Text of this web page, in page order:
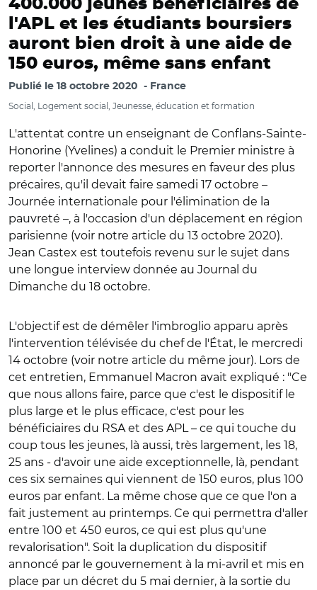
400.000 jeunes bénéficiaires de
l'APL et les étudiants boursiers
auront bien droit à une aide de
150 euros, même sans enfant
Publié le 18 octobre 2020 France
Social, Logement social, Jeunesse, éducation et formation
L'attentat contre un enseignant de Conflans-Sainte-
Honorine (Yvelines) a conduit le Premier ministre à
reporter l'annonce des mesures en faveur des plus
précaires, qu'il devait faire samedi 17 octobre –
Journée internationale pour l'élimination de la
pauvreté –, à l'occasion d'un déplacement en région
parisienne (voir notre article du 13 octobre 2020).
Jean Castex est toutefois revenu sur le sujet dans
une longue interview donnée au Journal du
Dimanche du 18 octobre.
L'objectif est de démêler l'imbroglio apparu après
l'intervention télévisée du chef de l'État, le mercredi
14 octobre (voir notre article du même jour). Lors de
cet entretien, Emmanuel Macron avait expliqué : "Ce
que nous allons faire, parce que c'est le dispositif le
plus large et le plus efficace, c'est pour les
bénéficiaires du RSA et des APL – ce qui touche du
coup tous les jeunes, là aussi, très largement, les 18,
25 ans - d'avoir une aide exceptionnelle, là, pendant
ces six semaines qui viennent de 150 euros, plus 100
euros par enfant. La même chose que ce que l'on a
fait justement au printemps. Ce qui permettra d'aller
entre 100 et 450 euros, ce qui est plus qu'une
revalorisation". Soit la duplication du dispositif
annoncé par le gouvernement à la mi-avril et mis en
place par un décret du 5 mai dernier, à la sortie du